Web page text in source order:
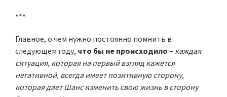
***
Главное, о чем нужно постоянно помнить в
следующем году, что бы не происходило – каждая
ситуация, которая на первый взгляд кажется
негативной, всегда имеет позитивную сторону,
которая дает Шанс изменить свою жизнь в сторону